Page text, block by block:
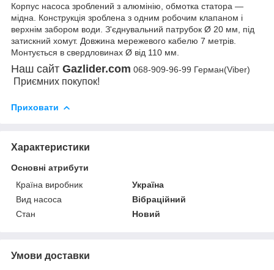
Корпус насоса зроблений з алюмінію, обмотка статора —
мідна. Конструкція зроблена з одним робочим клапаном і
верхнім забором води. З'єднувальний патрубок Ø 20 мм, під
затискний хомут. Довжина мережевого кабелю 7 метрів.
Монтується в свердловинах Ø від 110 мм.
Наш сайт Gazlider.com 068-909-96-99 Герман(Viber)
Приємних покупок!
Приховати
Характеристики
Основні атрибути
Країна виробник
Україна
Вид насоса
Вібраційний
Стан
Новий
Умови доставки